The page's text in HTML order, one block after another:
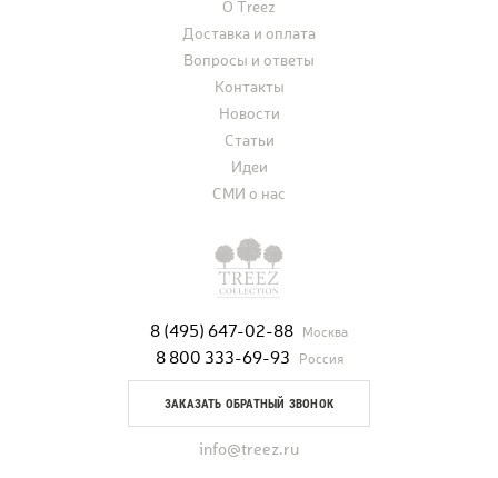
8 (495) 647-02-88 Москва
8 800 333-69-93 Россия
ЗАКАЗАТЬ ОБРАТНЫЙ ЗВОНОК
info@treez.ru
О Treez
Доставка и оплата
Вопросы и ответы
Контакты
Новости
Статьи
Идеи
СМИ о нас